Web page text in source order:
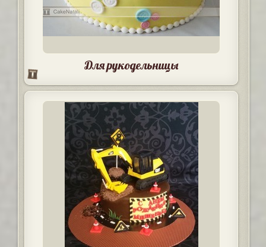
Для рукодельницы